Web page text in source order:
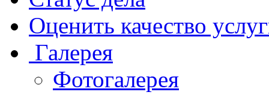
Оценить качество
Галерея
Фотогалерея